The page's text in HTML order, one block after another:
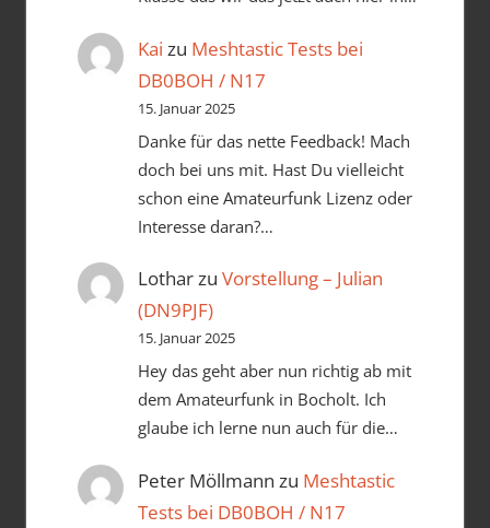
Kai zu Meshtastic Tests bei
DB0BOH / N17
15. Januar 2025
Danke für das nette Feedback! Mach
doch bei uns mit. Hast Du vielleicht
schon eine Amateurfunk Lizenz oder
Interesse daran?…
Lotharzu Vorstellung – Julian
(DN9PJF)
15. Januar 2025
Hey das geht aber nun richtig ab mit
dem Amateurfunk in Bocholt. Ich
glaube ich lerne nun auch für die…
Peter Möllmann zu Meshtastic
Tests bei DB0BOH / N17